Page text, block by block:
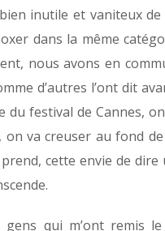
inutile et vaniteux
dans la même
nous avons en
d’autres l’ont dit
du festival de Cannes,
va creuser au fond
cette envie de dire
qui m’ont remis